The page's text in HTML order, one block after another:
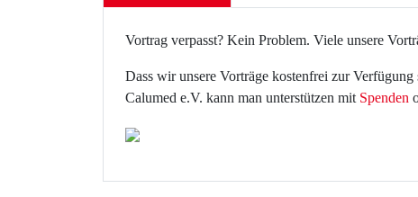
Vortrag verpasst? Kein Problem. Viele unsere
Dass wir unsere Vorträge kostenfrei zur
Calumed e.V. kann man unterstützen mit Spenden